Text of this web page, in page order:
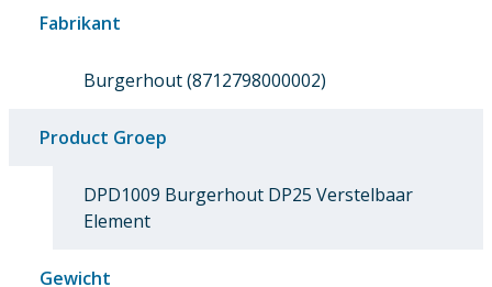
Fabrikant
Burgerhout (8712798000002)
Product Groep
DPD1009 Burgerhout DP25 Verstelbaar
Element
Gewicht